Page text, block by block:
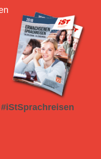
#iStSprachreisen